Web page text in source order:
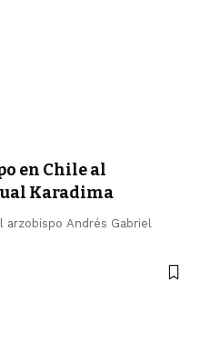
en Chile al
Karadima
arzobispo Andrés Gabriel